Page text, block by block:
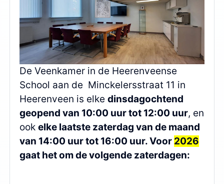
De Veenkamer in de Heerenveense
School aan de Minckelersstraat 11 in
Heerenveen is elke dinsdagochtend
geopend van 10:00 uur tot 12:00 uur, en
ook elke laatste zaterdag van de maand
van 14:00 uur tot 16:00 uur. Voor 2026
gaat het om de volgende zaterdagen: